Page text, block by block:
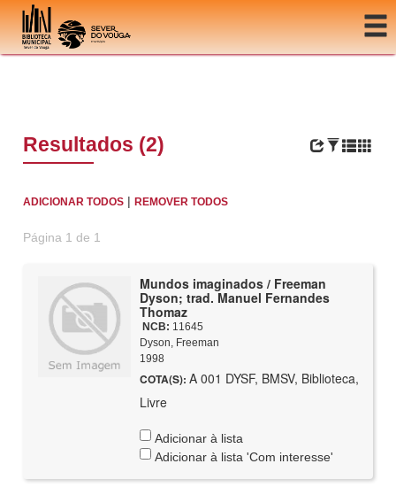
Ir para o conteúdo
Resultados (2)
ADICIONAR TODOS |REMOVER TODOS
Página 1 de 1
Mundos imaginados / Freeman
Dyson; trad. Manuel Fernandes
Thomaz
NCB: 11645
Dyson, Freeman
1998
COTA(S): A 001 DYSF, BMSV, Biblioteca,
Livre
Adicionar à lista
Adicionar à lista 'Com interesse'